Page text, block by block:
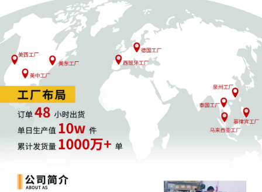
值得注意的是，税务部门可能以“收入减退款”作为认
定的申报口径。这意味着，原先许多卖家习惯的“按回
款申报”方式已不再符合要求。
有卖家透露，税务部门掌握的数据与亚马逊后台的
Income数据基本一致。这表明，税务部门对平台数
据的掌握已非常精准。